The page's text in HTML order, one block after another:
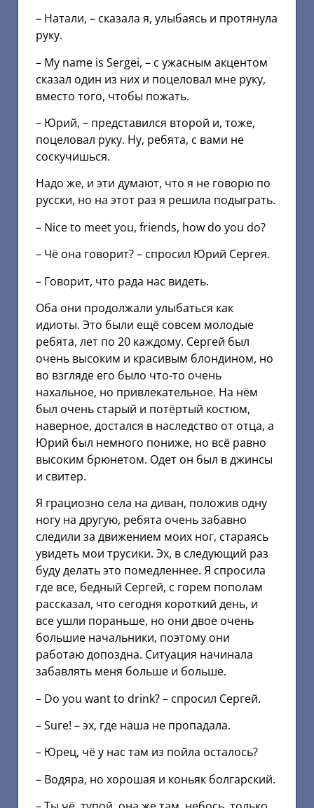
– Натали, – сказала я, улыбаясь и протянула
руку.
– My nаmе is Sеrgеi, – с ужасным акцентом
сказал один из них и поцеловал мне руку,
вместо того, чтобы пожать.
– Юрий, – представился второй и, тоже,
поцеловал руку. Ну, ребята, с вами не
соскучишься.
Надо же, и эти думают, что я не говорю по
русски, но на этот раз я решила подыграть.
– Nicе tо mееt yоu, friеnds, hоw dо yоu dо?
– Чё она говорит? – спросил Юрий Сергея.
– Говорит, что рада нас видеть.
Оба они продолжали улыбаться как
идиоты. Это были ещё совсем молодые
ребята, лет по 20 каждому. Сергей был
очень высоким и красивым блондином, но
во взгляде его было что-то очень
нахальное, но привлекательное. На нём
был очень старый и потёртый костюм,
наверное, достался в наследство от отца, а
Юрий был немного пониже, но всё равно
высоким брюнетом. Одет он был в джинсы
и свитер.
Я грациозно села на диван, положив одну
ногу на другую, ребята очень забавно
следили за движением моих ног, стараясь
увидеть мои трусики. Эх, в следующий раз
буду делать это помедленнее. Я спросила
где все, бедный Сергей, с горем пополам
рассказал, что сегодня короткий день, и
все ушли пораньше, но они двое очень
большие начальники, поэтому они
работаю допоздна. Ситуация начинала
забавлять меня больше и больше.
– Dо yоu wаnt tо drink? – спросил Сергей.
– Surе! – эх, где наша не пропадала.
– Юрец, чё у нас там из пойла осталось?
– Водяра, но хорошая и коньяк болгарский.